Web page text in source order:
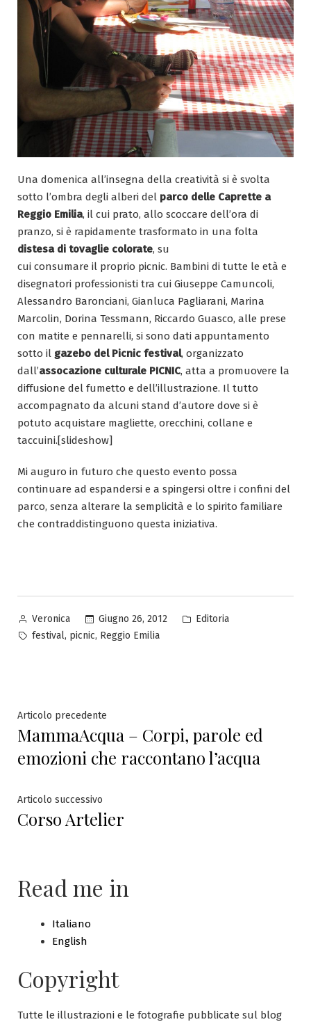
Una domenica all’insegna della creatività si è svolta
sotto l’ombra degli alberi del parco delle Caprette a
Reggio Emilia, il cui prato, allo scoccare dell’ora di
pranzo, si è rapidamente trasformato in una folta
distesa di tovaglie colorate, su
cui consumare il proprio picnic. Bambini di tutte le età e
disegnatori professionisti tra cui Giuseppe Camuncoli,
Alessandro Baronciani, Gianluca Pagliarani, Marina
Marcolin, Dorina Tessmann, Riccardo Guasco, alle prese
con matite e pennarelli, si sono dati appuntamento
sotto il gazebo del Picnic festival, organizzato
dall’assocazione culturale PICNIC, atta a promuovere la
diffusione del fumetto e dell’illustrazione. Il tutto
accompagnato da alcuni stand d’autore dove si è
potuto acquistare magliette, orecchini, collane e
taccuini.[slideshow]
Mi auguro in futuro che questo evento possa
continuare ad espandersi e a spingersi oltre i confini del
parco, senza alterare la semplicità e lo spirito familiare
che contraddistinguono questa iniziativa.
Pubblicato
da
Veronica Giugno 26, 2012
Pubblicato
Editoria
Tag:
festival, picnic, Reggio Emilia
Navigazione
articoli
Articolo precedente
precedente:
MammaAcqua – Corpi, parole ed
emozioni che raccontano l’acqua
Articolo successivo
successivo:
Corso Artelier
Read me in
Italiano
English
Copyright
Tutte le illustrazioni e le fotografie pubblicate sul blog